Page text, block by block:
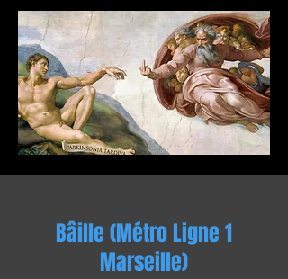
Bâille (Métro Ligne 1
Marseille)